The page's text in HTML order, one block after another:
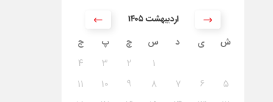
۱۴۰۵ اردیبهشت
ش
ی د س چ پ ج
۱ ۲ ۳
۴
۵
۶ ۷ ۸ ۹ ۱۰
۱۱